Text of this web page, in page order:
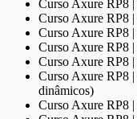
Curso Axure RP8
Curso Axure RP8
Curso Axure RP8
Curso Axure RP8
Curso Axure RP8
Curso Axure RP8
dinâmicos)
Curso Axure RP8